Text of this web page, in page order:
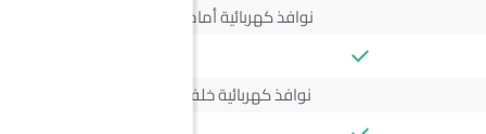
نوافذ كهربائية أمامية
نوافذ كهربائية خلفية